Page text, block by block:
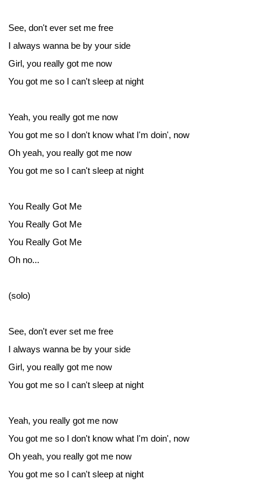
See, don't ever set me free
I always wanna be by your side
Girl, you really got me now
You got me so I can't sleep at night
Yeah, you really got me now
You got me so I don't know what I'm doin', now
Oh yeah, you really got me now
You got me so I can't sleep at night
You Really Got Me
You Really Got Me
You Really Got Me
Oh no...
(solo)
See, don't ever set me free
I always wanna be by your side
Girl, you really got me now
You got me so I can't sleep at night
Yeah, you really got me now
You got me so I don't know what I'm doin', now
Oh yeah, you really got me now
You got me so I can't sleep at night